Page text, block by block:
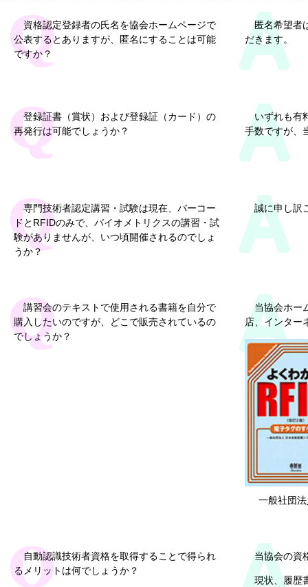
資格認定登録者の氏名を協会ホームページで
公表するとありますが、匿名にすることは可能
ですか？
匿名希望者
だきます。
登録証書（賞状）および登録証（カード）の
再発行は可能でしょうか？
いずれも有
手数ですが、
専門技術者認定講習・試験は現在、バーコー
ドとRFIDのみで、バイオメトリクスの講習・試
験がありませんが、いつ頃開催されるのでしょ
うか？
誠に申し訳
講習会のテキストで使用される書籍を自分で
購入したいのですが、どこで販売されているの
でしょうか？
当協会ホー
店、インター
一般社団
自動認識技術者資格を取得することで得られ
るメリットは何でしょうか？
当協会の資
現状、履歴